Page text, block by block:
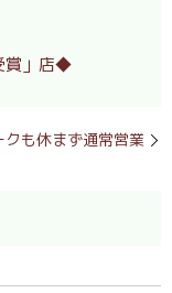
賞」店◆
も休まず通常営業